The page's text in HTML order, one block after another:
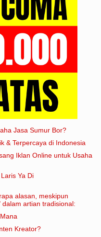
Jasa Sumur Bor?
& Terpercaya di Indonesia
Iklan Online untuk Usaha
Ya Di
alasan, meskipun
artian tradisional:
Kreator?